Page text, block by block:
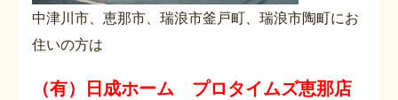
中津川市、恵那市、瑞浪市釜戸町、瑞浪市陶町にお
住いの方は
（有）日成ホーム プロタイムズ恵那店